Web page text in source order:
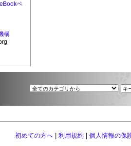
ペ
構
初めての方へ 利用規約 個人情報の保